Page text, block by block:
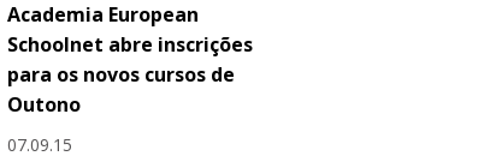
Academia European
Schoolnet abre inscrições
para os novos cursos de
Outono
07.09.15